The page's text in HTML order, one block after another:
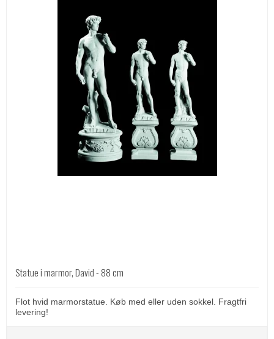
Statue i marmor, David - 88 cm
Flot hvid marmorstatue. Køb med eller uden sokkel. Fragtfri
levering!